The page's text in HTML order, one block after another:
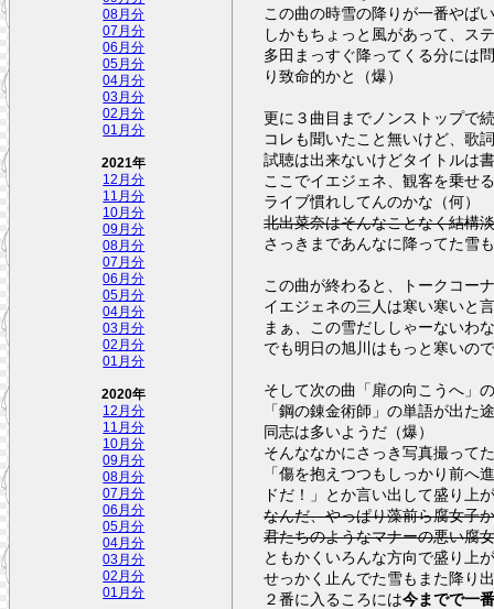
08月分
07月分
06月分
05月分
04月分
03月分
02月分
01月分
2021年
12月分
11月分
10月分
09月分
08月分
07月分
06月分
05月分
04月分
03月分
02月分
01月分
2020年
12月分
11月分
10月分
09月分
08月分
07月分
06月分
05月分
04月分
03月分
02月分
01月分
この曲の時雪の降りが一番やば
しかもちょっと風があって、ス
多田まっすぐ降ってくる分には
り致命的かと（爆）
更に３曲目までノンストップで
コレも聞いたこと無いけど、歌
試聴は出来ないけどタイトルは
ここでイエジェネ、観客を乗せ
ライブ慣れしてんのかな（何）
北出菜奈はそんなことなく結構
さっきまであんなに降ってた雪
この曲が終わると、トークコー
イエジェネの三人は寒い寒いと
まぁ、この雪だししゃーないわ
でも明日の旭川はもっと寒いの
そして次の曲「扉の向こうへ」
「鋼の錬金術師」の単語が出た
同志は多いようだ（爆）
そんななかにさっき写真撮って
「傷を抱えつつもしっかり前
ドだ！」とか言い出して盛り上
なんだ、やっぱり藻前ら腐女子
君たちのようなマナーの悪い腐
ともかくいろんな方向で盛り上
せっかく止んでた雪もまた降り
２番に入るころには今までで一